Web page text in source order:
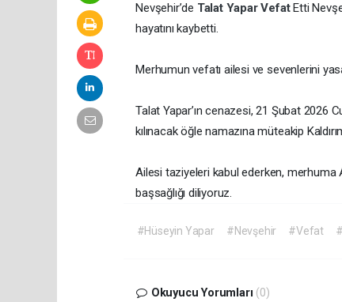
Nevşehir’de Talat YaparVefat Etti
hayatını kaybetti.
Merhumun vefatı ailesi ve sevenlerini
Talat Yapar’ın cenazesi, 21 Şubat 2026
kılınacak öğle namazına müteakip
Ailesi taziyeleri kabul ederken, merhuma
başsağlığı diliyoruz.
#Hüseyin Yapar #Nevşehir #Vefat
Okuyucu Yorumları (0)